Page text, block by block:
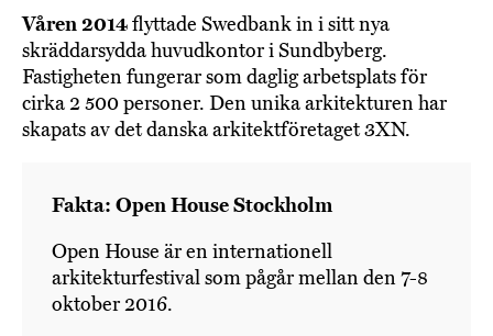
Våren 2014flyttade Swedbank in i sitt nya
skräddarsydda huvudkontor i Sundbyberg.
Fastigheten fungerar som daglig arbetsplats för
cirka 2 500 personer. Den unika arkitekturen har
skapats av det danska arkitektföretaget 3XN.
Fakta: Open House Stockholm
Open House är en internationell
arkitekturfestival som pågår mellan den 7-8
oktober 2016.